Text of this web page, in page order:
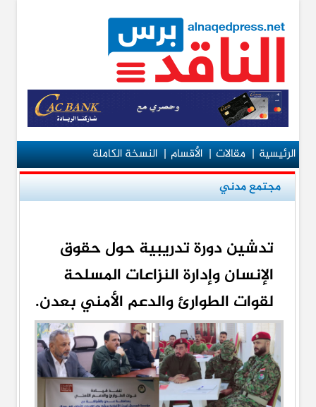
الرئيسية|مقالات|الأقسام|النسخة الكاملة
مجتمع مدني
تدشين دورة تدريبية حول حقوق
الإنسان وإدارة النزاعات المسلحة
لقوات الطوارئ والدعم الأمني بعدن.